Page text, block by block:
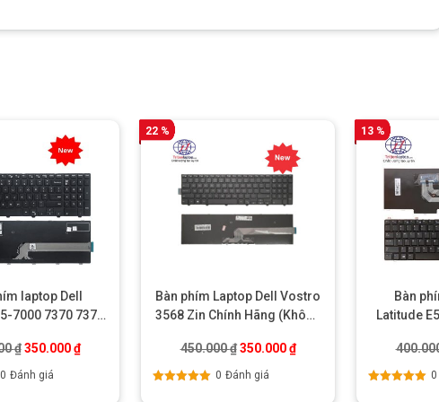
laptop Dell
7000 7370 7373
₫ Giá gốc là: 400.000 ₫.
350.000₫Giá hiện tại là: 350.000 ₫.
0 Đánh giá
22 %
Bàn phím Laptop Dell Vostro
3568 Zin Chính Hãng (Không
450.000₫ Giá gốc là: 450.000 ₫.
350.000₫Giá hiện tại là: 350.000
0 Đánh giá
13 %
Bàn
Latitude
0